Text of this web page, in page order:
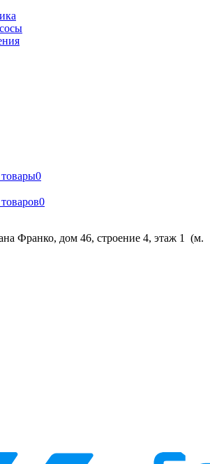
0
0
Франко, дом 46, строение 4, этаж 1 (м.